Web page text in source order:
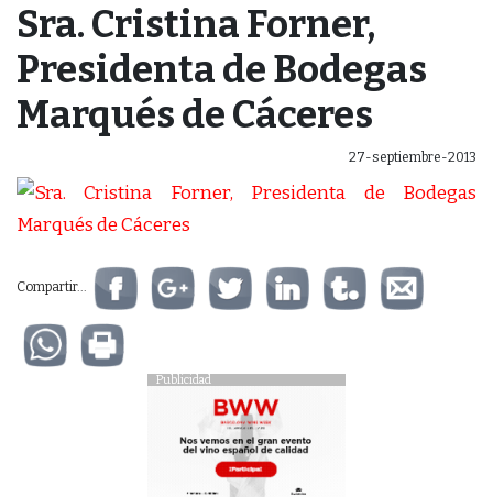
Sra. Cristina Forner,
Presidenta de Bodegas
Marqués de Cáceres
27-septiembre-2013
Compartir...
Publicidad